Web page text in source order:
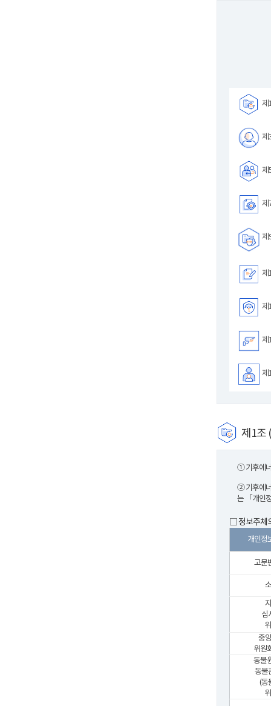
제
제
제
제
제
제
제
제
제
제1조
① 기후에너
② 기후에너
는 「개인
□ 정보주체
개인정
고문
심
중
위원
동물
동물
(동